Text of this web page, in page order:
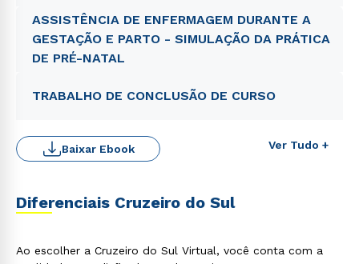
ASSISTÊNCIA DE ENFERMAGEM DURANTE A
GESTAÇÃO E PARTO - SIMULAÇÃO DA PRÁTICA
DE PRÉ-NATAL
TRABALHO DE CONCLUSÃO DE CURSO
Ver Tudo +
Baixar Ebook
Diferenciais Cruzeiro do Sul
Ao escolher a Cruzeiro do Sul Virtual, você conta com a